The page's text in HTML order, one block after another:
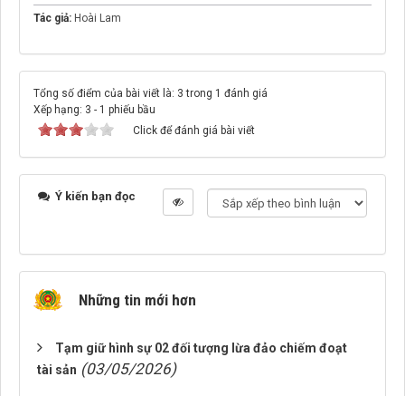
Tác giả: Hoài Lam
Tổng số điểm của bài viết là: 3 trong 1 đánh giá
Xếp hạng: 3 - 1 phiếu bầu
Click để đánh giá bài viết
Ý kiến bạn đọc
Những tin mới hơn
Tạm giữ hình sự 02 đối tượng lừa đảo chiếm đoạt
tài sản (03/05/2026)